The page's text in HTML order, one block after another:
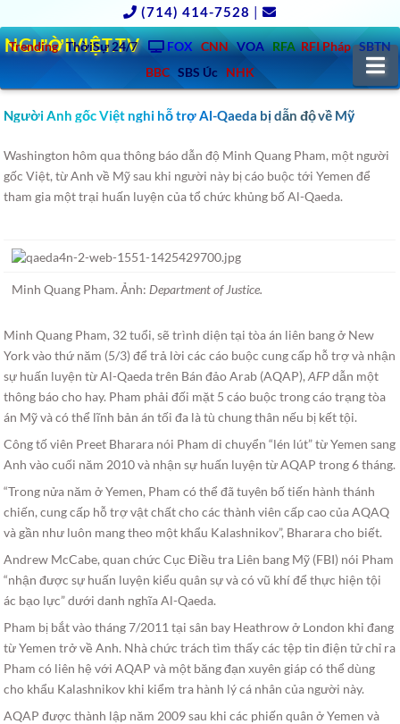
(714) 414-7528 |
Trending ThờiSự 24/7 FOX CNN VOA RFA RFI Pháp SBTN
BBC SBS Úc NHK
NGƯỜIVIỆT.TV
Người Anh gốc Việt nghi hỗ trợ Al-Qaeda bị dẫn độ về Mỹ
Washington hôm qua thông báo dẫn độ Minh Quang Pham, một người
gốc Việt, từ Anh về Mỹ sau khi người này bị cáo buộc tới Yemen để
tham gia một trại huấn luyện của tổ chức khủng bố Al-Qaeda.
Minh Quang Pham. Ảnh: Department of Justice.
Minh Quang Pham, 32 tuổi, sẽ trình diện tại tòa án liên bang ở New
York vào thứ năm (5/3) để trả lời các cáo buộc cung cấp hỗ trợ và nhận
sự huấn luyện từ Al-Qaeda trên Bán đảo Arab (AQAP),AFPdẫn một
thông báo cho hay. Pham phải đối mặt 5 cáo buộc trong cáo trạng tòa
án Mỹ và có thể lĩnh bản án tối đa là tù chung thân nếu bị kết tội.
Công tố viên Preet Bharara nói Pham di chuyển “lén lút” từ Yemen sang
Anh vào cuối năm 2010 và nhận sự huấn luyện từ AQAP trong 6 tháng.
“Trong nửa năm ở Yemen, Pham có thể đã tuyên bố tiến hành thánh
chiến, cung cấp hỗ trợ vật chất cho các thành viên cấp cao của AQAQ
và gần như luôn mang theo một khẩu Kalashnikov”, Bharara cho biết.
Andrew McCabe, quan chức Cục Điều tra Liên bang Mỹ (FBI) nói Pham
“nhận được sự huấn luyện kiểu quân sự và có vũ khí để thực hiện tội
ác bạo lực” dưới danh nghĩa Al-Qaeda.
Pham bị bắt vào tháng 7/2011 tại sân bay Heathrow ở London khi đang
từ Yemen trở về Anh. Nhà chức trách tìm thấy các tệp tin điện tử chỉ ra
Pham có liên hệ với AQAP và một băng đạn xuyên giáp có thể dùng
cho khẩu Kalashnikov khi kiểm tra hành lý cá nhân của người này.
AQAP được thành lập năm 2009 sau khi các phiến quân ở Yemen và